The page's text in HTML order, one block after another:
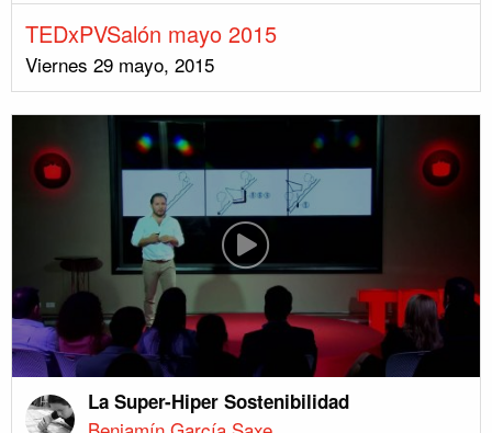
TEDxPVSalón mayo 2015
Viernes 29 mayo, 2015
La Super-Hiper Sostenibilidad